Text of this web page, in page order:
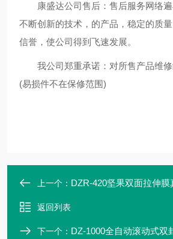
康盛达公司售后：售后服务网络
不断创新的技术，的产品，稳定的质
信誉，使公司得到飞速发展。
我公司郑重承诺：对所售产品维
(易损件不在保修范围)
上一个： DZR-420坚果双面拉伸膜
返回列表
下一个： DZ-1000全自动滚动式双